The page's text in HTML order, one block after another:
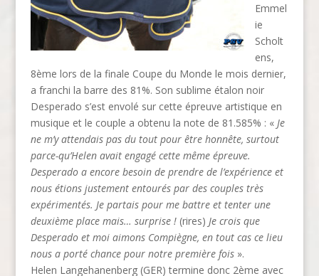
Emmel
ie
Scholt
ens,
8ème lors de la finale Coupe du Monde le mois dernier,
a franchi la barre des 81%. Son sublime étalon noir
Desperado s’est envolé sur cette épreuve artistique en
musique et le couple a obtenu la note de 81.585% : « Je
ne m’y attendais pas du tout pour être honnête, surtout
parce-qu’Helen avait engagé cette même épreuve.
Desperado a encore besoin de prendre de l’expérience et
nous étions justement entourés par des couples très
expérimentés. Je partais pour me battre et tenter une
deuxième place mais… surprise !(rires) Je crois que
Desperado et moi aimons Compiègne, en tout cas ce lieu
nous a porté chance pour notre première fois».
Helen Langehanenberg (GER) termine donc 2ème avec